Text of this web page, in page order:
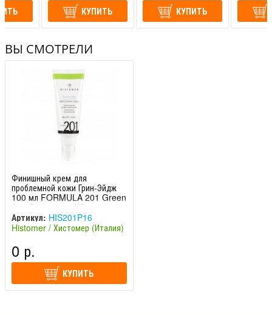
КУПИТЬ КУПИТЬ
ВЫ СМОТРЕЛИ
Финишный крем для
проблемной кожи Грин-Эйдж
100 мл FORMULA 201 Green
Age Professional Cream
Артикул: HIS201P16
Histomer / Хистомер (Италия)
0 р.
КУПИТЬ